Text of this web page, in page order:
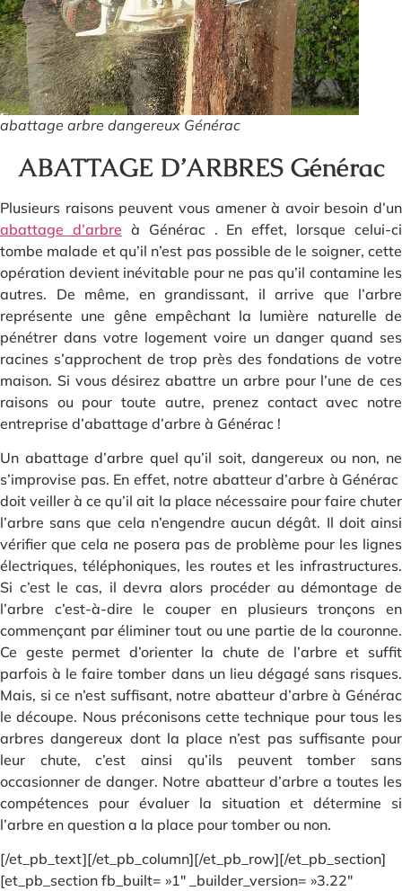
abattage arbre dangereux Générac
ABATTAGE D’ARBRES Générac
Plusieurs raisons peuvent vous amener à avoir besoin d’un
abattage d’arbre à Générac . En effet, lorsque celui-ci
tombe malade et qu’il n’est pas possible de le soigner, cette
opération devient inévitable pour ne pas qu’il contamine les
autres. De même, en grandissant, il arrive que l’arbre
représente une gêne empêchant la lumière naturelle de
pénétrer dans votre logement voire un danger quand ses
racines s’approchent de trop près des fondations de votre
maison. Si vous désirez abattre un arbre pour l’une de ces
raisons ou pour toute autre, prenez contact avec notre
entreprise d’abattage d’arbre à Générac !
Un abattage d’arbre quel qu’il soit, dangereux ou non, ne
s’improvise pas. En effet, notre abatteur d’arbre à Générac
doit veiller à ce qu’il ait la place nécessaire pour faire chuter
l’arbre sans que cela n’engendre aucun dégât. Il doit ainsi
vérifier que cela ne posera pas de problème pour les lignes
électriques, téléphoniques, les routes et les infrastructures.
Si c’est le cas, il devra alors procéder au démontage de
l’arbre c’est-à-dire le couper en plusieurs tronçons en
commençant par éliminer tout ou une partie de la couronne.
Ce geste permet d’orienter la chute de l’arbre et suffit
parfois à le faire tomber dans un lieu dégagé sans risques.
Mais, si ce n’est suffisant, notre abatteur d’arbre à Générac
le découpe. Nous préconisons cette technique pour tous les
arbres dangereux dont la place n’est pas suffisante pour
leur chute, c’est ainsi qu’ils peuvent tomber sans
occasionner de danger. Notre abatteur d’arbre a toutes les
compétences pour évaluer la situation et détermine si
l’arbre en question a la place pour tomber ou non.
[/et_pb_text][/et_pb_column][/et_pb_row][/et_pb_section]
[et_pb_section fb_built= »1″ _builder_version= »3.22″